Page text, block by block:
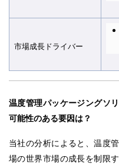
市場成長ドライバー
温度管理パッケージングソ
可能性のある要因は？
当社の分析によると、温度
場の世界市場の成長を制限